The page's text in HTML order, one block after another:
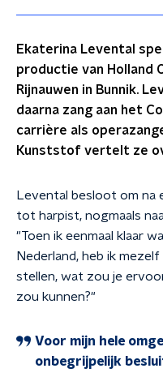
Ekaterina Levental
productie van Holland
Rijnauwen in Bunnik.
daarna zang aan het
carrière als
Kunststof vertelt ze
Levental besloot om na
tot harpist, nogmaals
"Toen ik eenmaal klaar
Nederland, heb ik
stellen, wat zou je
zou kunnen?"
Voor mijn hele
onbegrijpelijk